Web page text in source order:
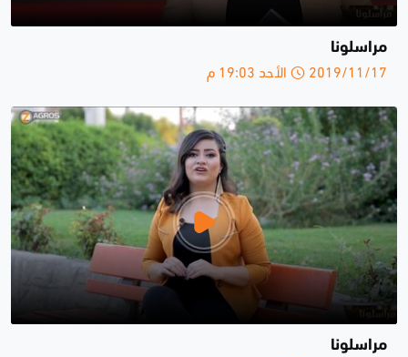
مراسلونا
2019/11/17 الأحد 19:03 م
مراسلونا